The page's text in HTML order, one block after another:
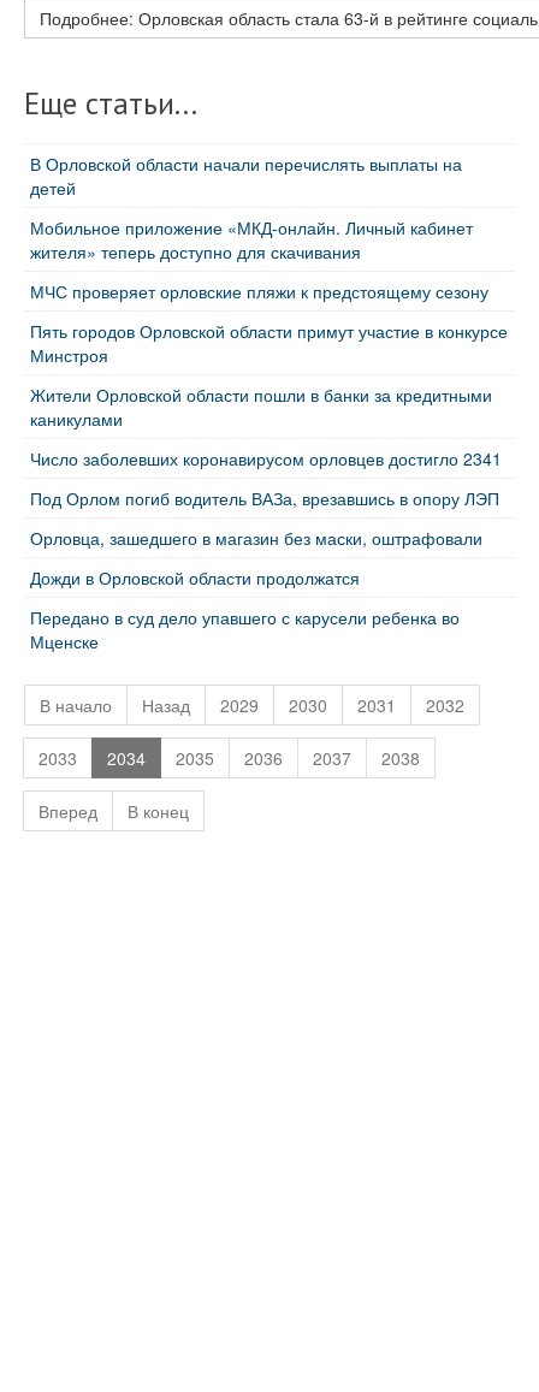
Подробнее: Орловская область стала 63-й в рейтинге
Еще статьи...
В Орловской области начали перечислять выплаты на
детей
Мобильное приложение «МКД-онлайн. Личный кабинет
жителя» теперь доступно для скачивания
МЧС проверяет орловские пляжи к предстоящему сезону
Пять городов Орловской области примут участие в конкурсе
Минстроя
Жители Орловской области пошли в банки за кредитными
каникулами
Число заболевших коронавирусом орловцев достигло 2341
Под Орлом погиб водитель ВАЗа, врезавшись в опору ЛЭП
Орловца, зашедшего в магазин без маски, оштрафовали
Дожди в Орловской области продолжатся
Передано в суд дело упавшего с карусели ребенка во
Мценске
В начало Назад 2029 2030 2031 2032
2033 2034 2035 2036 2037 2038
Вперед В конец